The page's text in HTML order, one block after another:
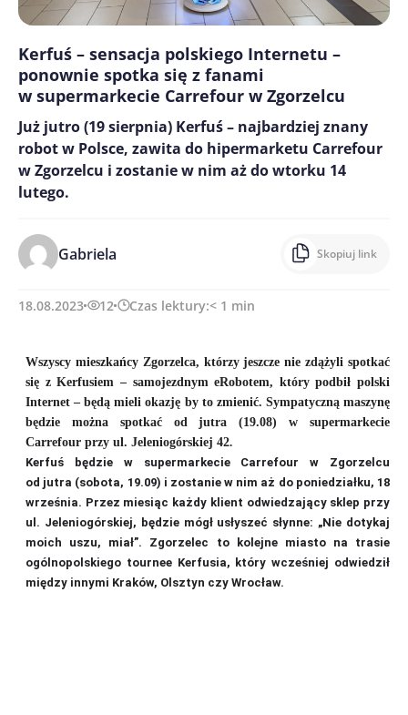
Kerfuś – sensacja polskiego Internetu –
ponownie spotka się z fanami
w supermarkecie Carrefour w Zgorzelcu
Już jutro (19 sierpnia) Kerfuś – najbardziej znany
robot w Polsce, zawita do hipermarketu Carrefour
w Zgorzelcu i zostanie w nim aż do wtorku 14
lutego.
Gabriela Skopiuj link
18.08.2023 12 Czas lektury:< 1 min
Wszyscy mieszkańcy Zgorzelca, którzy jeszcze nie zdążyli spotkać
się z Kerfusiem – samojezdnym eRobotem, który podbił polski
Internet – będą mieli okazję by to zmienić. Sympatyczną maszynę
będzie można spotkać od jutra (19.08) w supermarkecie
Carrefour przy ul. Jeleniogórskiej 42.
Kerfuś będzie w supermarkecie Carrefour w Zgorzelcu
od jutra (sobota, 19.09) i zostanie w nim aż do poniedziałku, 18
września. Przez miesiąc każdy klient odwiedzający sklep przy
ul. Jeleniogórskiej, będzie mógł usłyszeć słynne: „Nie dotykaj
moich uszu, miał”. Zgorzelec to kolejne miasto na trasie
ogólnopolskiego tournee Kerfusia, który wcześniej odwiedził
między innymi Kraków, Olsztyn czy Wrocław.